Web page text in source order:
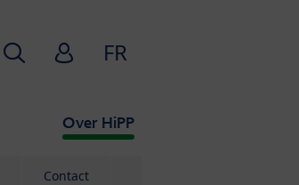
Over HiPP
Zoekopdracht
HiPP Babyclub
FR
Contact